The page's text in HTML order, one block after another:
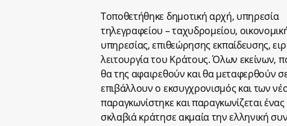
Τοποθετήθηκε δημοτική αρχή, υπηρεσία
τηλεγραφείου – ταχυδρομείου,
υπηρεσίας, επιθεώρησης εκπαίδευσης,
λειτουργία του Κράτους. Όλων εκείνων,
θα της αφαιρεθούν και θα μεταφερθούν
επιβάλλουν ο εκσυγχρονισμός και των
παραγκωνίστηκε και παραγκωνίζεται
σκλαβιά κράτησε ακμαία την ελληνική